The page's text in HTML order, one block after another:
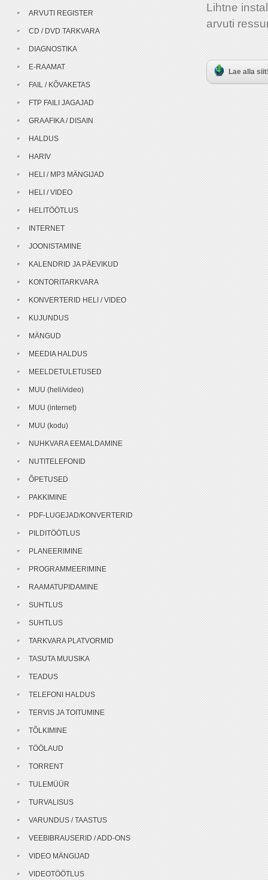
Lihtne
arvuti
Lae alla
ARVUTI REGISTER
CD / DVD TARKVARA
DIAGNOSTIKA
E-RAAMAT
FAIL / KÕVAKETAS
FTP FAILI JAGAJAD
GRAAFIKA / DISAIN
HALDUS
HARIV
HELI / MP3 MÄNGIJAD
HELI / VIDEO
HELITÖÖTLUS
INTERNET
JOONISTAMINE
KALENDRID JA PÄEVIKUD
KONTORITARKVARA
KONVERTERID HELI / VIDEO
KUJUNDUS
MÄNGUD
MEEDIA HALDUS
MEELDETULETUSED
MUU (heli/video)
MUU (internet)
MUU (kodu)
NUHKVARA EEMALDAMINE
NUTITELEFONID
ÕPETUSED
PAKKIMINE
PDF-LUGEJAD/KONVERTERID
PILDITÖÖTLUS
PLANEERIMINE
PROGRAMMEERIMINE
RAAMATUPIDAMINE
SUHTLUS
SUHTLUS
TARKVARA PLATVORMID
TASUTA MUUSIKA
TEADUS
TELEFONI HALDUS
TERVIS JA TOITUMINE
TÕLKIMINE
TÖÖLAUD
TORRENT
TULEMÜÜR
TURVALISUS
VARUNDUS / TAASTUS
VEEBIBRAUSERID / ADD-ONS
VIDEO MÄNGIJAD
VIDEOTÖÖTLUS